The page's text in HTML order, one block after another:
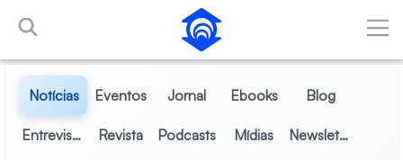
Pular para o Conteúdo principal
Notícias Eventos Jornal Ebooks Blog
Entrevistas Revista Podcasts Mídias Newsletter